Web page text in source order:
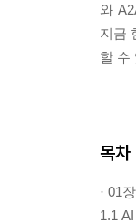
와
지금
할 수
목차
· 01
1.1